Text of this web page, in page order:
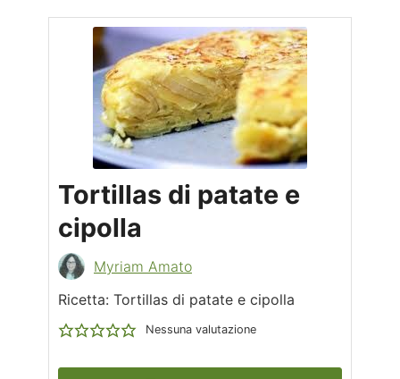
Tortillas di patate e
cipolla
Myriam Amato
Ricetta: Tortillas di patate e cipolla
Nessuna valutazione